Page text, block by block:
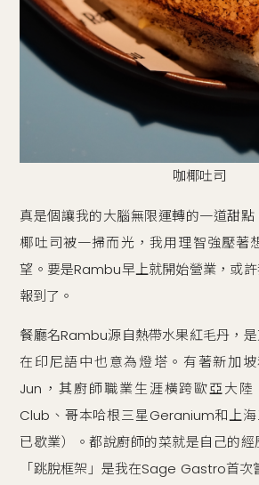
咖椰吐司
真是個讓我的大腦無限運轉的一道甜
椰吐司被一掃而光，我用理智強壓著
望。要是Rambu早上就開始營業，或
報到了。
餐廳名Rambu源自熱帶水果紅毛丹，是
在印尼語中也意為燈塔。有著新加
Jun，其廚師職業生涯橫跨歐亞大陸
Club、哥本哈根三星Geranium和上
已歇業）。都說廚師的菜就是自己的經
「跳脫框架」是我在Sage Gastro首